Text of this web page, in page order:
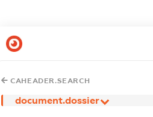
CAHEADER.SEARCH
document.dossier